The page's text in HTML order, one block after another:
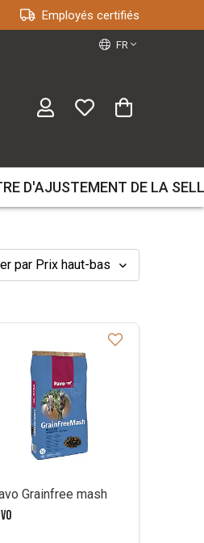
Employés certifiés
FR
D'AJUSTEMENT DE LA
Grainfree mash